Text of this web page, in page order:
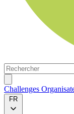
Rechercher
Challenges
FR